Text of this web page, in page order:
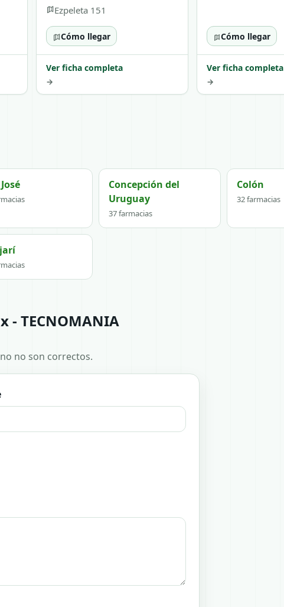
Ezpeleta 151
Cómo llegar
Ver ficha completa
→
Cómo llegar
Ver ficha completa
→
Concepción del
Uruguay
37 farmacias
Colón
32 farmacias
- TECNOMANIA
no son correctos.